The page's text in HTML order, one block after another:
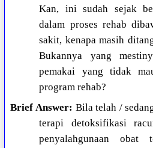
Kan, ini sudah sejak
dalam proses rehab
sakit, kenapa masih
Bukannya yang
pemakai yang tidak
program rehab?
Brief Answer: Bila telah /
terapi detoksifikasi
penyalahgunaan obat